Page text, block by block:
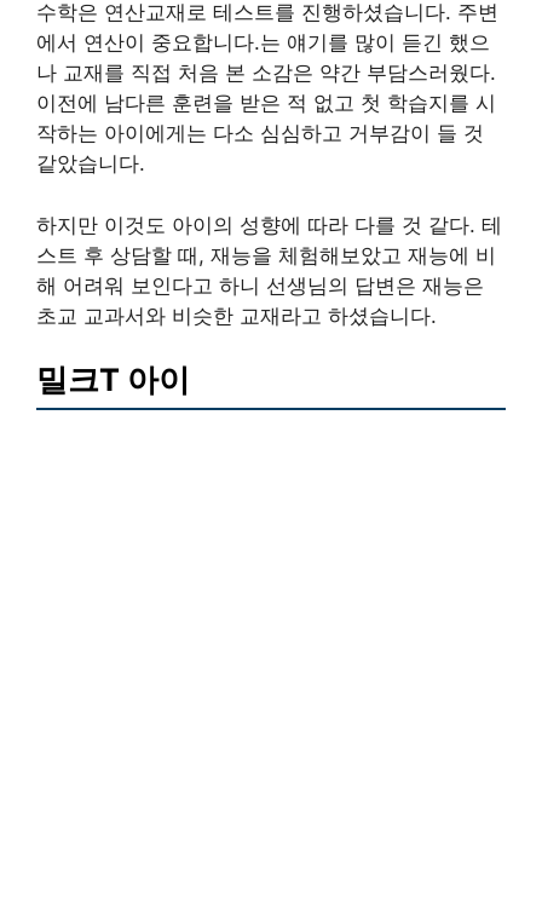
수학은 연산교재로 테스트를 진행하셨습니다. 주변
에서 연산이 중요합니다.는 얘기를 많이 듣긴 했으
나 교재를 직접 처음 본 소감은 약간 부담스러웠다.
이전에 남다른 훈련을 받은 적 없고 첫 학습지를 시
작하는 아이에게는 다소 심심하고 거부감이 들 것
같았습니다.
하지만 이것도 아이의 성향에 따라 다를 것 같다. 테
스트 후 상담할 때, 재능을 체험해보았고 재능에 비
해 어려워 보인다고 하니 선생님의 답변은 재능은
초교 교과서와 비슷한 교재라고 하셨습니다.
밀크T 아이